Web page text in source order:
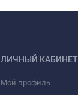
ЛИЧНЫЙ КАБИНЕТ
Мой профиль